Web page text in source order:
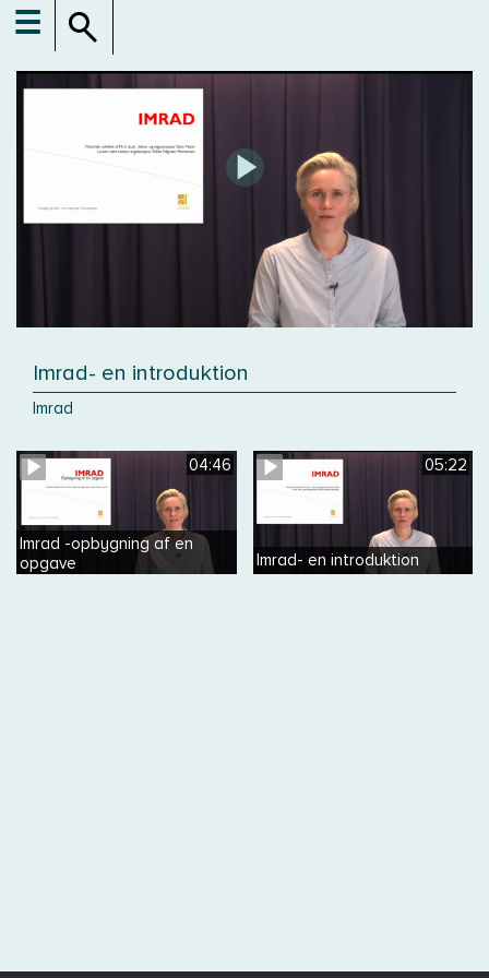
☰
Imrad- en introduktion
Imrad
04:46
Imrad -opbygning af en
opgave
05:22
Imrad- en introduktion